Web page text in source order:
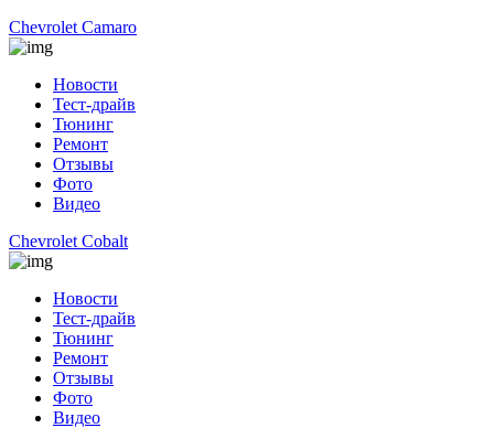
Chevrolet Camaro
Новости
Тест-драйв
Тюнинг
Ремонт
Отзывы
Фото
Видео
Chevrolet Cobalt
Новости
Тест-драйв
Тюнинг
Ремонт
Отзывы
Фото
Видео